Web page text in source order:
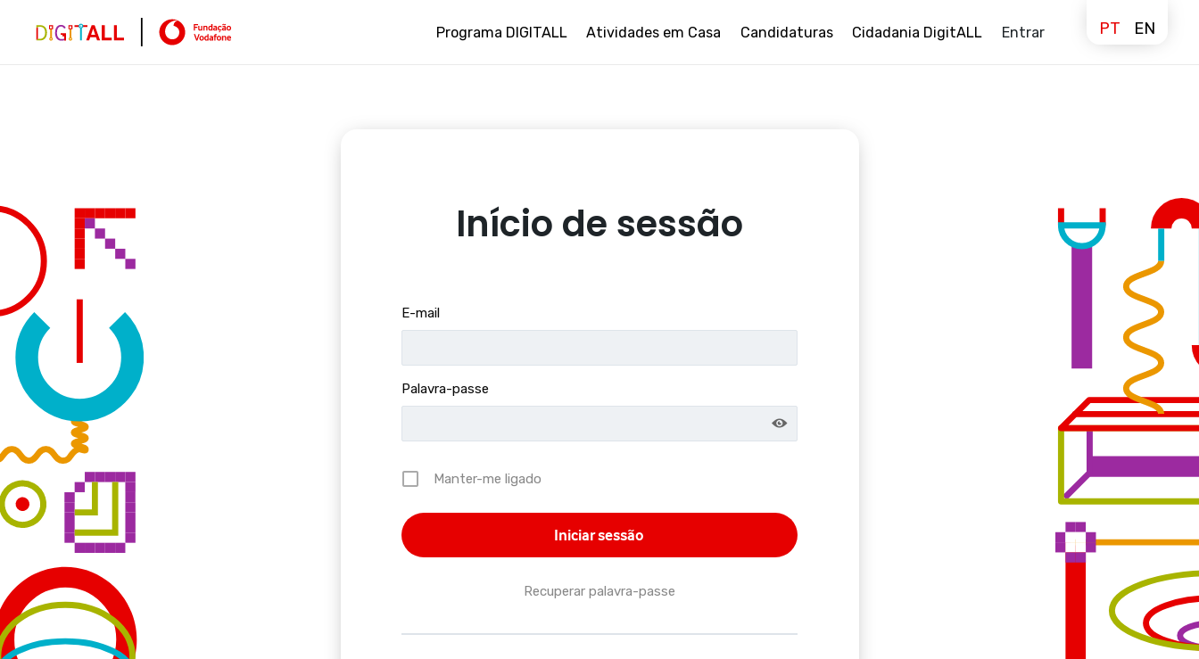
Programa DIGITALL Atividades em Casa Candidaturas Cidadania DigitALL Entrar PT EN
Início de sessão
E-mail
Palavra-passe
Manter-me ligado
Recuperar palavra-passe